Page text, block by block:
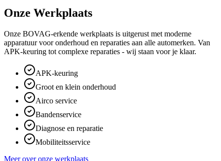
Onze Werkplaats
Onze BOVAG-erkende werkplaats is uitgerust met moderne
apparatuur voor onderhoud en reparaties aan alle automerken. Van
APK-keuring tot complexe reparaties - wij staan voor je klaar.
APK-keuring
Groot en klein onderhoud
Airco service
Bandenservice
Diagnose en reparatie
Mobiliteitsservice
Meer over onze werkplaats